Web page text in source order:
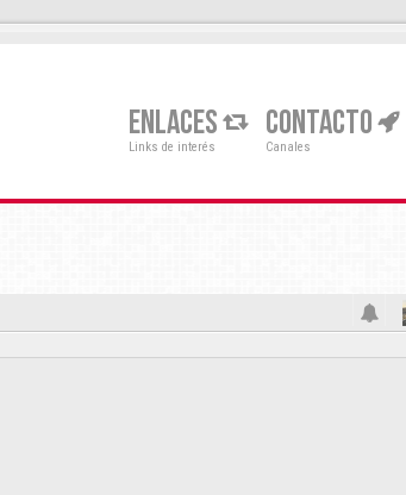
ENLACES
Links de interés
CONTACTO
Canales